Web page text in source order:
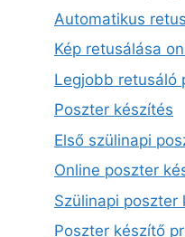
Automatikus
Kép retusálása
Legjobb retusáló
Poszter készítés
Első szülinapi
Online poszter
Szülinapi poszter
Poszter készítő